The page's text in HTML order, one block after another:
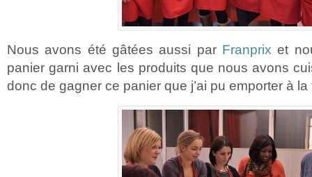
Nous avons été gâtées aussi par Franprix et
panier garni avec les produits que nous avons
donc de gagner ce panier que j’ai pu emporter à